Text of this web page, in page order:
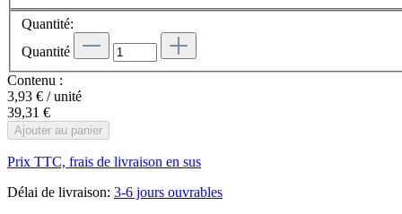
Quantité:
Quantité
Contenu :
3,93 € / unité
39,31 €
Ajouter au panier
Prix TTC, frais de livraison en sus
Délai de livraison: 3-6 jours ouvrables